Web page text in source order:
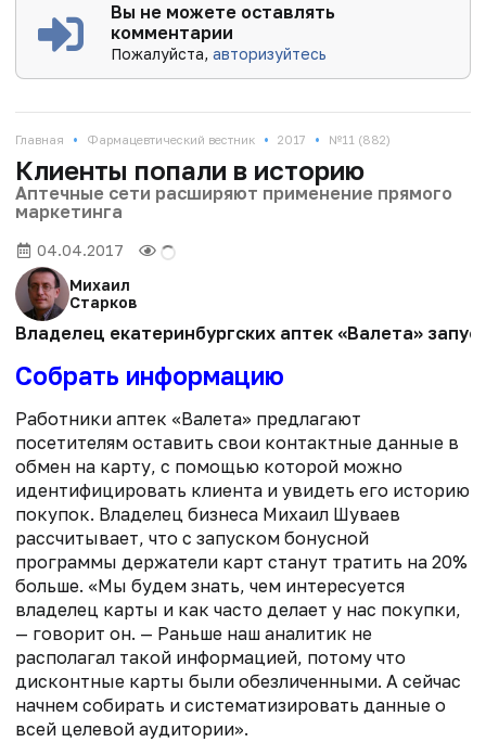
Вы не можете оставлять
комментарии
Пожалуйста,авторизуйтесь
Главная • Фармацевтический вестник • 2017 • №11 (882)
Клиенты попали в историю
Аптечные сети расширяют применение прямого
маркетинга
04.04.2017
Михаил
Старков
Владелец екатеринбургских аптек «Валета»
Собрать информацию
Работники аптек «Валета» предлагают
посетителям оставить свои контактные данные в
обмен на карту, с помощью которой можно
идентифицировать клиента и увидеть его историю
покупок. Владелец бизнеса Михаил Шуваев
рассчитывает, что с запуском бонусной
программы держатели карт станут тратить на 20%
больше. «Мы будем знать, чем интересуется
владелец карты и как часто делает у нас покупки,
— говорит он. — Раньше наш аналитик не
располагал такой информацией, потому что
дисконтные карты были обезличенными. А сейчас
начнем собирать и систематизировать данные о
всей целевой аудитории».